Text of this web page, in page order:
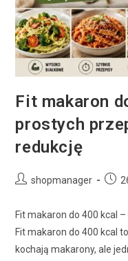
Fit makaron
prostych
redukcję
shopmanager
Fit makaron do 400 kcal
Fit makaron do 400 kcal
kochają makarony, ale